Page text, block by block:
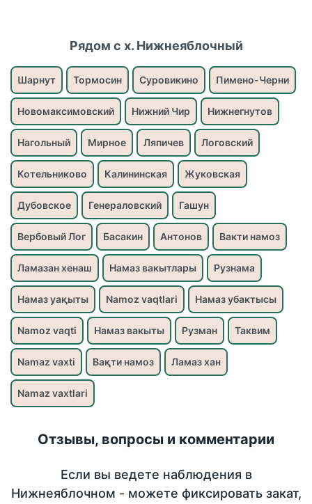
Рядом с х. Нижнеяблочный
Шарнут Тормосин Суровикино Пимено-Черни
Новомаксимовский Нижний Чир Нижнегнутов
Нагольный Мирное Ляпичев Логовский
Котельниково Калининская Жуковская
Дубовское Генераловский Гашун
Вербовый Лог Басакин Антонов Вакти намоз
Ламазан хенаш Намаз вакытлары Рузнама
Намаз уақыты Namoz vaqtlari Намаз убактысы
Namoz vaqti Намаз вакыты Рузман Таквим
Namaz vaxti Вақти намоз Ламаз хан
Namaz vaxtlari
Отзывы, вопросы и комментарии
Если вы ведете наблюдения в
Нижнеяблочном - можете фиксировать закат,